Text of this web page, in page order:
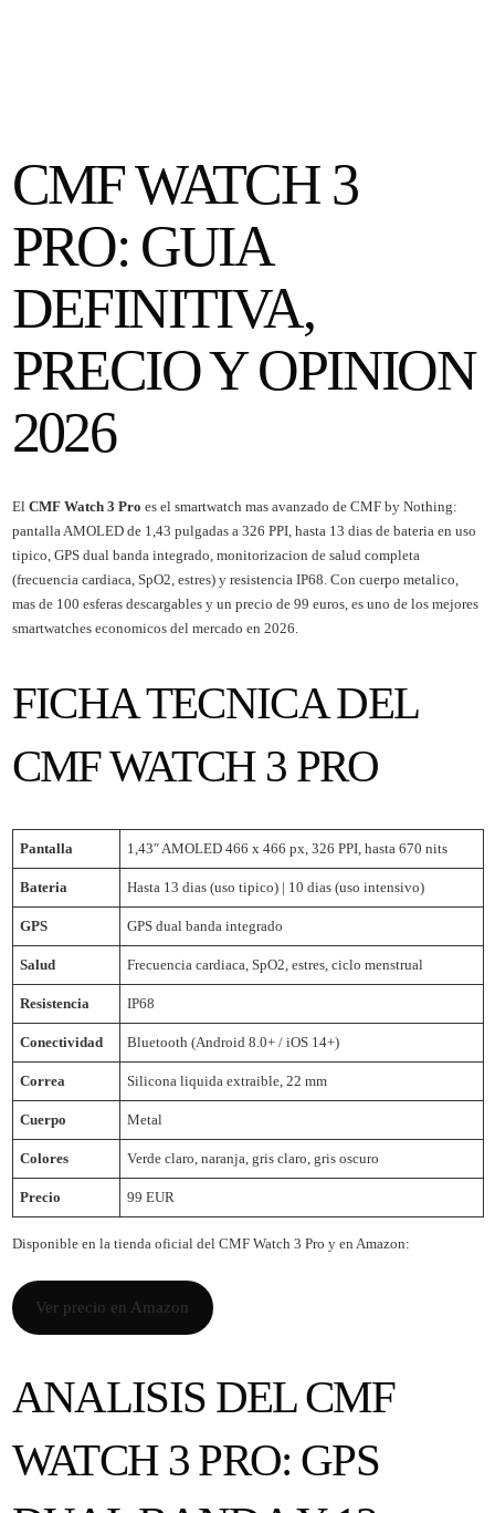
CMF WATCH 3
PRO: GUIA
DEFINITIVA,
PRECIO Y OPINION
2026
El CMF Watch 3 Pro es el smartwatch mas avanzado de CMF by Nothing:
pantalla AMOLED de 1,43 pulgadas a 326 PPI, hasta 13 dias de bateria en uso
tipico, GPS dual banda integrado, monitorizacion de salud completa
(frecuencia cardiaca, SpO2, estres) y resistencia IP68. Con cuerpo metalico,
mas de 100 esferas descargables y un precio de 99 euros, es uno de los mejores
smartwatches economicos del mercado en 2026.
FICHA TECNICA DEL
CMF WATCH 3 PRO
Pantalla 1,43″ AMOLED 466 x 466 px, 326 PPI, hasta 670 nits
Bateria Hasta 13 dias (uso tipico) | 10 dias (uso intensivo)
GPS GPS dual banda integrado
Salud Frecuencia cardiaca, SpO2, estres, ciclo menstrual
Resistencia IP68
Conectividad Bluetooth (Android 8.0+ / iOS 14+)
Correa Silicona liquida extraible, 22 mm
Cuerpo Metal
Colores Verde claro, naranja, gris claro, gris oscuro
Precio 99 EUR
Disponible en la tienda oficial del CMF Watch 3 Pro y en Amazon:
Ver precio en Amazon
ANALISIS DEL CMF
WATCH 3 PRO: GPS